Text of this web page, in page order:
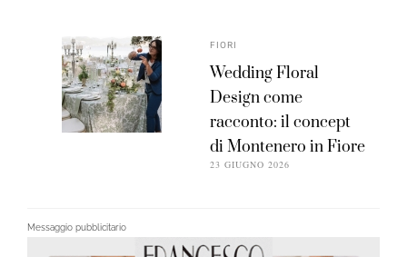
FIORI
Wedding Floral
Design come
racconto: il concept
di Montenero in Fiore
23 GIUGNO 2026
Messaggio pubblicitario